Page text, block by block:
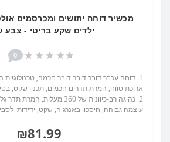
מכשיר דוחה יתושים ומכרסמים
ילדים שקע בריטי - צבע
0
1. דוחה עכבר דובר דובר דובר חכמה,
ארוכת טווח, המרת תדרים חכמים, תכנון שקט,
2. נהיגה רב-כיוונית של 360
עוצמה גבוהה, חיסכון באנרגיה, שקט, ידידותי
₪81.99